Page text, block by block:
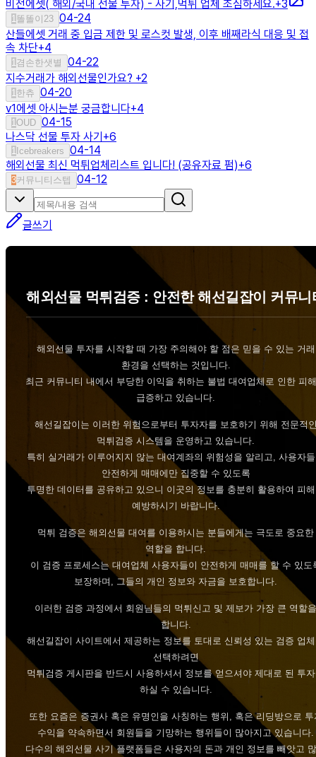
비전에셋( 해외/국내 선물 투자) - 사기,먹튀 업체 조심하세요.+3
1똘똘이23 04-24
산들에셋 거래 중 입금 제한 및 로스컷 발생, 이후 배째라식 대응 및 접
속 차단+4
1겸손한샛별
04-22
지수거래가 해외선물인가요? +2
1한츄 04-20
v1에셋 아시는분 궁금합니다+4
1OUD 04-15
나스닥 선물 투자 사기 +6
1 Icebreakers 04-14
해외선물 최신 먹튀업체리스트 입니다! (공유자료 펌)+6
3커뮤니티스텝 04-12
글쓰기
해외선물 먹튀검증 : 안전한 해선길잡이 커뮤니
해외선물 투자를 시작할 때 가장 주의해야 할 점은 믿을 수 있는 거래
환경을 선택하는 것입니다.
최근 커뮤니티 내에서 부당한 이익을 취하는 불법 대여업체로 인한 피
급증하고 있습니다.
해선길잡이는 이러한 위험으로부터 투자자를 보호하기 위해 전문적
먹튀검증 시스템을 운영하고 있습니다.
특히 실거래가 이루어지지 않는 대여계좌의 위험성을 알리고, 사용자
안전하게 매매에만 집중할 수 있도록
투명한 데이터를 공유하고 있으니 이곳의 정보를 충분히 활용하여 피
예방하시기 바랍니다.
먹튀 검증은 해외선물 대여를 이용하시는 분들에게는 극도로 중요한
역할을 합니다.
이 검증 프로세스는 대여업체 사용자들이 안전하게 매매를 할 수 있도
보장하며, 그들의 개인 정보와 자금을 보호합니다.
이러한 검증 과정에서 회원님들의 먹튀신고 및 제보가 가장 큰 역할을
합니다.
해선길잡이 사이트에서 제공하는 정보를 토대로 신뢰성 있는 검증 업
선택하려면
먹튀검증 게시판을 반드시 사용하셔서 정보를 얻으셔야 제대로 된 투
하실 수 있습니다.
또한 요즘은 증권사 혹은 유명인을 사칭하는 행위, 혹은 리딩방으로 투
수익을 약속하면서 회원들을 기망하는 행위들이 많아지고 있습니다.
다수의 해외선물 사기 플랫폼들은 사용자의 돈과 개인 정보를 빼앗고